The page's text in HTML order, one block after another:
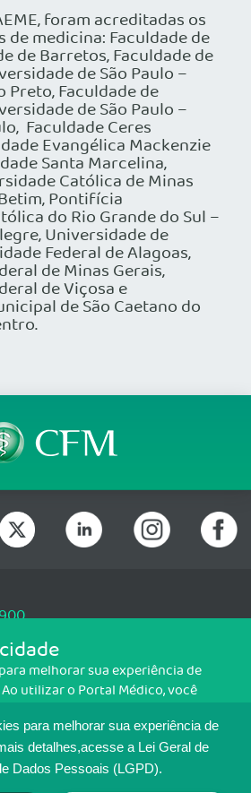
para melhorar sua experiência de
detalhes,acesse a Lei Geral de
Dados Pessoais (LGPD).
foram acreditadas os
de medicina: Faculdade de
de Barretos, Faculdade de
de São Paulo –
Preto, Faculdade de
de São Paulo –
Faculdade Ceres
Evangélica Mackenzie
Santa Marcelina,
Católica de Minas
Pontifícia
do Rio Grande do Sul –
Universidade de
Federal de Alagoas,
de Minas Gerais,
de Viçosa e
de São Caetano do
L2 Sul, Brasília/DF - CEP: 70200-760 -
melhorar sua experiência de
utilizar o Portal Médico, você
sobre como isso é feito, acesse
você concorda, clique em ACEITO.